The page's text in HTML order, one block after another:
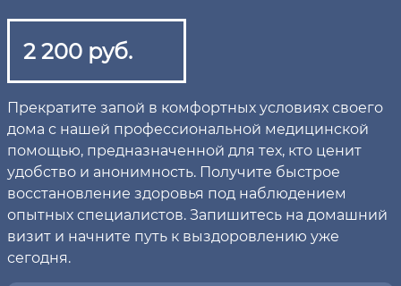
2 200 руб.
Прекратите запой в комфортных условиях своего
дома с нашей профессиональной медицинской
помощью, предназначенной для тех, кто ценит
удобство и анонимность. Получите быстрое
восстановление здоровья под наблюдением
опытных специалистов. Запишитесь на домашний
визит и начните путь к выздоровлению уже
сегодня.